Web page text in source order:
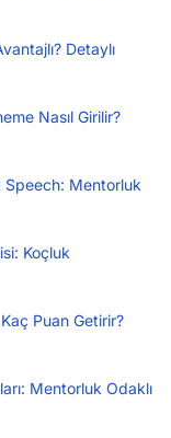
Detaylı
Nasıl Girilir?
Speech: Mentorluk
Koçluk
Puan Getirir?
Mentorluk Odaklı